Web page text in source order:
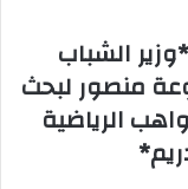
الشباب
منصور لبحث
الرياضية